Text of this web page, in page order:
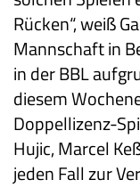
Rücken“, weiß
Mannschaft in
in der BBL
diesem
Doppellizenz-
Hujic, Marcel
jeden Fall zur